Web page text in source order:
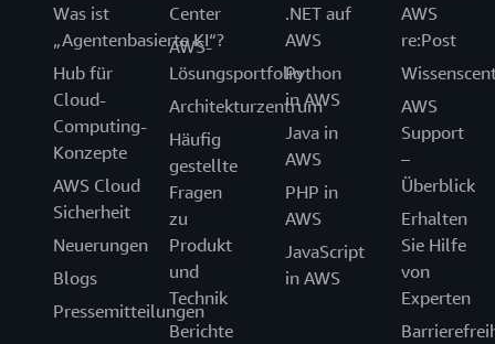
Was ist
„Agentenbasierte KI“?
Hub für
Cloud-
Computing-
Konzepte
AWS Cloud
Sicherheit
Neuerungen
Blogs
Pressemitteilungen
Center
AWS-
Lösungsportfolio
Architekturzentrum
Häufig
gestellte
Fragen
zu
Produkt
und
Technik
Berichte
.NET auf
AWS
Python
in AWS
Java in
AWS
PHP in
AWS
JavaScript
in AWS
AWS
re:Post
AWS
Support
–
Überblick
Erhalten
Sie Hilfe
von
Experten